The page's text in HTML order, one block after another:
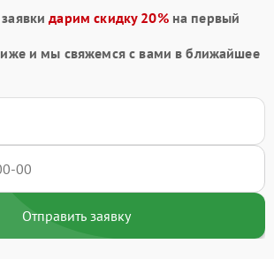
дарим скидку 20%на первый
и мы свяжемся с вами в ближайшее
Отправить заявку